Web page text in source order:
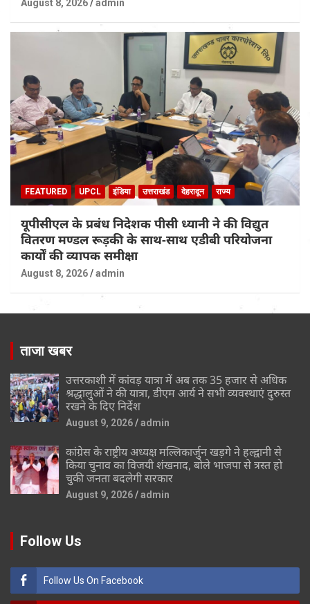
August 8, 2026 admin
FEATURED UPCL इंडिया उत्तराखंड देहरादून राज्य
यूपीसीएल के प्रबंध निदेशक पीसी ध्यानी ने की विद्युत
वितरण मण्डल रूड़की के साथ-साथ एडीबी परियोजना
कार्यों की व्यापक समीक्षा
August 8, 2026 admin
ताजा खबर
उत्तरकाशी में कांवड़ यात्रा में अब तक 35 हजार से अधिक
श्रद्धालुओं ने की यात्रा, डीएम आर्य ने सभी व्यवस्थाएं दुरुस्त
रखने के दिए निर्देश
August 9, 2026 admin
कांग्रेस के राष्ट्रीय अध्यक्ष मल्लिकार्जुन खड़गे ने हल्द्वानी से
किया चुनाव का विजयी शंखनाद, बोले भाजपा से त्रस्त हो
चुकी जनता बदलेगी सरकार
August 9, 2026 admin
Follow Us
Follow Us On Facebook